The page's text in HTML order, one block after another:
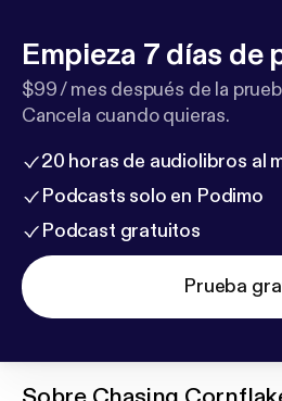
Empieza 7 días de
$99 / mes después de la
Cancela cuando quieras.
20 horas de audiolibros al
Podcasts solo en Podimo
Podcast gratuitos
Prueba